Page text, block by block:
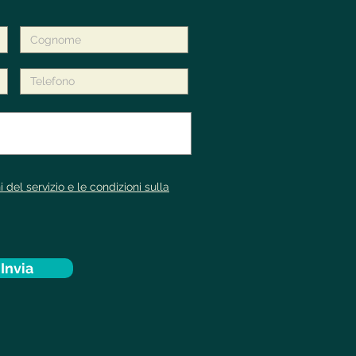
del servizio e le condizioni sulla
Invia